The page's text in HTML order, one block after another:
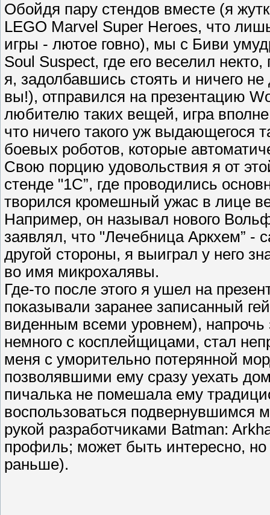
Обойдя пару стендов вместе (я
LEGO Marvel Super Heroes, что
игры - лютое говно), мы с Биви
Soul Suspect, где его веселил
я, задолбавшись стоять и ничего
вы!), отправился на презентацию
любителю таких вещей, игра
что ничего такого уж выдающегося
боевых роботов, которые
Свою порцию удовольствия я от
стенде "1С”, где проводились
творился кромешный ужас в лице
Например, он называл нового
заявлял, что "Лечебница Аркхем”
другой стороны, я выиграл у него
во имя микрохалявы.
Где-то после этого я ушел на
показывали заранее записанный
виденным всеми уровнем),
немного с косплейщицами, стал
меня с уморительно потерянной
позволявшими ему сразу уехать
пичалька не помешала ему
воспользоваться подвернувшимся
рукой разработчиками Batman:
профиль; может быть интересно,
раньше).